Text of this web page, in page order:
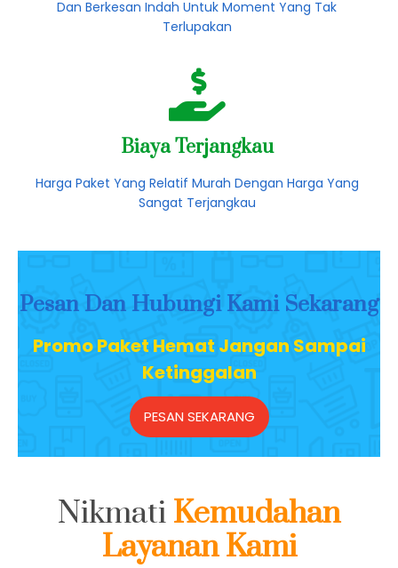
Dan Berkesan Indah Untuk Moment Yang Tak
Terlupakan
Biaya Terjangkau
Harga Paket Yang Relatif Murah Dengan Harga Yang
Sangat Terjangkau
Pesan Dan Hubungi Kami Sekarang
Promo Paket Hemat Jangan Sampai
Ketinggalan
PESAN SEKARANG
Nikmati Kemudahan
Layanan Kami